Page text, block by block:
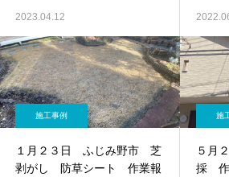
2023.04.12
施工事例
１月２３日 ふじみ野市 芝
剥がし 防草シート 作業報
施
５月
採 作